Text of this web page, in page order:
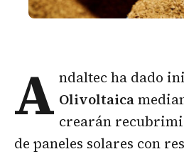
A ndaltec ha dado
Olivoltaica
crearán
de paneles solares con